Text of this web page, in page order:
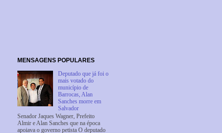
MENSAGENS POPULARES
Deputado que já foi o
mais votado do
município de
Barrocas, Alan
Sanches morre em
Salvador
Senador Jaques Wagner, Prefeito
Almir e Alan Sanches que na época
apoiava o governo petista O deputado